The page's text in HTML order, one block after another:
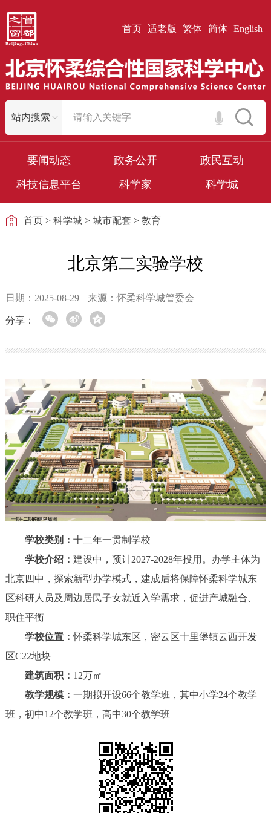
首页 适老版 繁体 简体 English
要闻动态 政务公开
政民互动
科技信息平台
科学家 科学城
首页> 科学城> 城市配套 > 教育
北京第二实验学校
日期：2025-08-29 来源：怀柔科学城管委会
分享：
学校类别： 十二年一贯制学校
学校介绍： 建设中，预计2027-2028年投用。办学主体为
北京四中，探索新型办学模式，建成后将保障怀柔科学城东
区科研人员及周边居民子女就近入学需求，促进产城融合、
职住平衡
学校位置：怀柔科学城东区，密云区十里堡镇云西开发
区C22地块
建筑面积： 12万㎡
教学规模： 一期拟开设66个教学班，其中小学24个教学
班，初中12个教学班，高中30个教学班